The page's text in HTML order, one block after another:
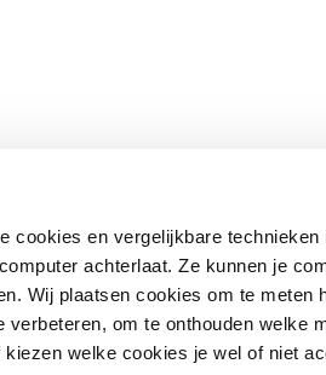
cookies en vergelijkbare
achterlaat. Ze kunnen je
Wij plaatsen cookies om te meten
om te onthouden welke
welke cookies je wel of niet